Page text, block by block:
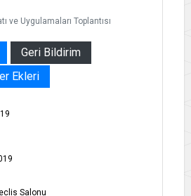
ve Uygulamaları Toplantısı
Geri Bildirim
Ekleri
Salonu